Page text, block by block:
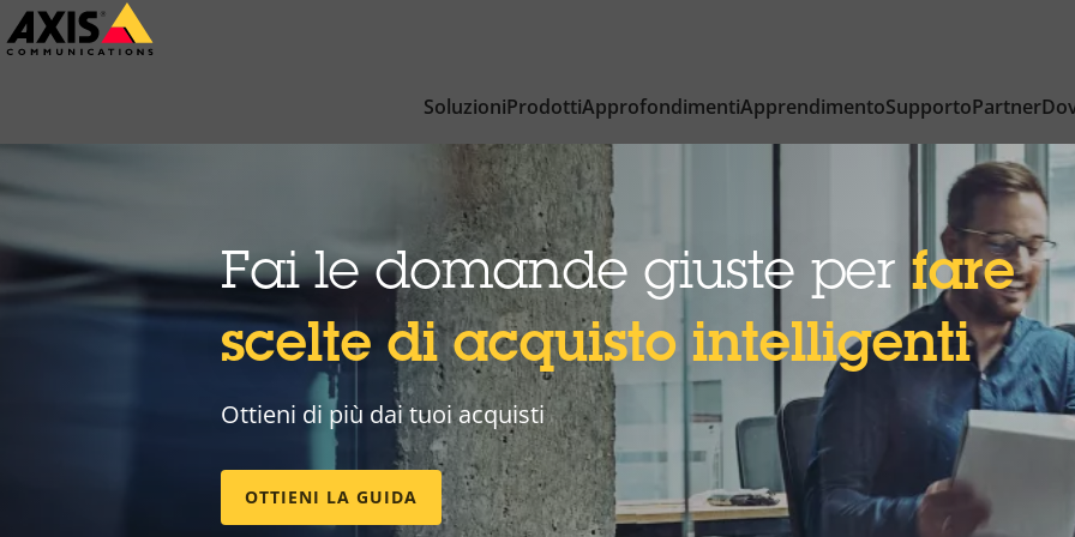
Salta
al
SoluzioniProdottiApprofondimentiApprendimentoSupportoPartner
Fai le domande giuste per fare
scelte di acquisto intelligenti
Ottieni di più dai tuoi acquisti
OTTIENI LA GUIDA